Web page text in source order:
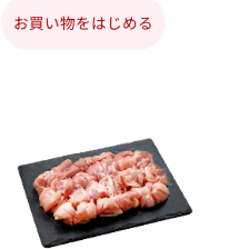
お買い物をはじめる